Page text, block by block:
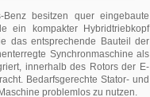
besitzen quer eingebaute
ein kompakter Hybridtriebkopf
das entsprechende Bauteil der
Synchron­maschine als
innerhalb des Rotors der E-
Bedarfsgerechte Stator- und
problemlos zu nutzen.